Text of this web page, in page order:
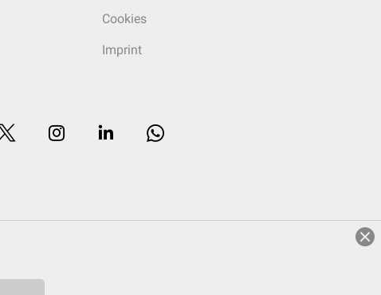
Cookies
Imprint